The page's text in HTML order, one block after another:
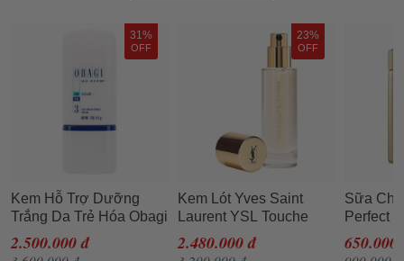
31%
OFF
Kem Hỗ Trợ Dưỡng
Trắng Da Trẻ Hóa Obagi
Nu-Derm Clear Số 3fx
2.500.000 đ
23%
OFF
Kem Lót Yves Saint
Laurent YSL Touche
Eclat Blur Primer 30ml
2.480.000 đ
Sữa
Perfect
Skincare
Milk
650.000